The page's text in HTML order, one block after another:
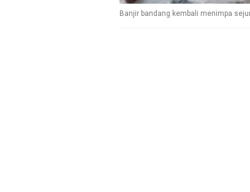
Banjir bandang kembali menimpa